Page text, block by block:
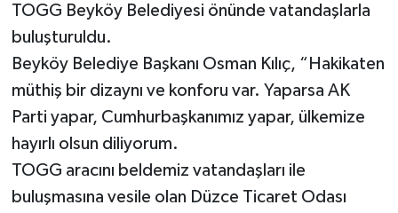
TOGG Beyköy Belediyesi önünde vatandaşlarla
buluşturuldu.
Beyköy Belediye Başkanı Osman Kılıç, “Hakikaten
müthiş bir dizaynı ve konforu var. Yaparsa AK
Parti yapar, Cumhurbaşkanımız yapar, ülkemize
hayırlı olsun diliyorum.
TOGG aracını beldemiz vatandaşları ile
buluşmasına vesile olan Düzce Ticaret Odası